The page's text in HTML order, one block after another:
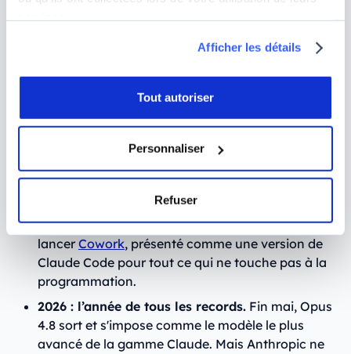
Afficher les détails
Tout autoriser
Personnaliser
Refuser
aujourd’hui, avec Haiku pensé pour la rapidité,
agent au départ dédié aux développeurs, est
massivement adopté en entreprise, au point de
devenir l'un des principaux moteurs de
séduit également d’autres profils (freelances,
entrepreneurs…), ce qui poussera Anthropic à
lancerCowork, présenté comme une version de
Claude Code pour tout ce qui ne touche pas à la
programmation.
2026 : l’année de tous les records. Fin mai, Opus
4.8 sort et s'impose comme le modèle le plus
avancé de la gamme Claude. Mais Anthropic ne